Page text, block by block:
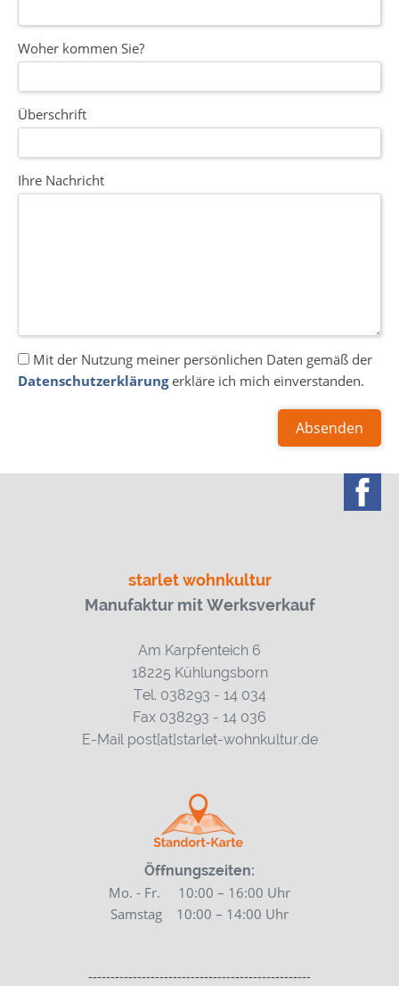
Woher kommen Sie?
Überschrift
Ihre Nachricht
Mit der Nutzung meiner persönlichen Daten gemäß der
Datenschutzerklärungerkläre ich mich einverstanden.
Absenden
starlet wohnkultur
Manufaktur mit Werksverkauf
Am Karpfenteich 6
18225 Kühlungsborn
Tel. 038293 - 14 034
Fax 038293 - 14 036
E-Mail post[at]starlet-wohnkultur.de
Öffnungszeiten:
Mo. - Fr. 10:00 – 16:00 Uhr
Samstag 10:00 – 14:00 Uhr
--------------------------------------------------